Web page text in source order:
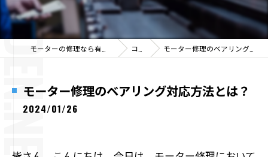
コラム モーター修理のベアリング対応方法とは？
モーター修理のベアリング対応方法とは？
2024/01/26